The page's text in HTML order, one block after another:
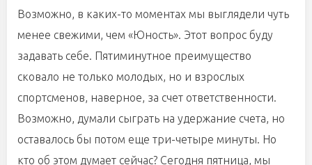
Возможно, в каких-то моментах мы выглядели чуть
менее свежими, чем «Юность». Этот вопрос буду
задавать себе. Пятиминутное преимущество
сковало не только молодых, но и взрослых
спортсменов, наверное, за счет ответственности.
Возможно, думали сыграть на удержание счета, но
оставалось бы потом еще три-четыре минуты. Но
кто об этом думает сейчас? Сегодня пятница, мы